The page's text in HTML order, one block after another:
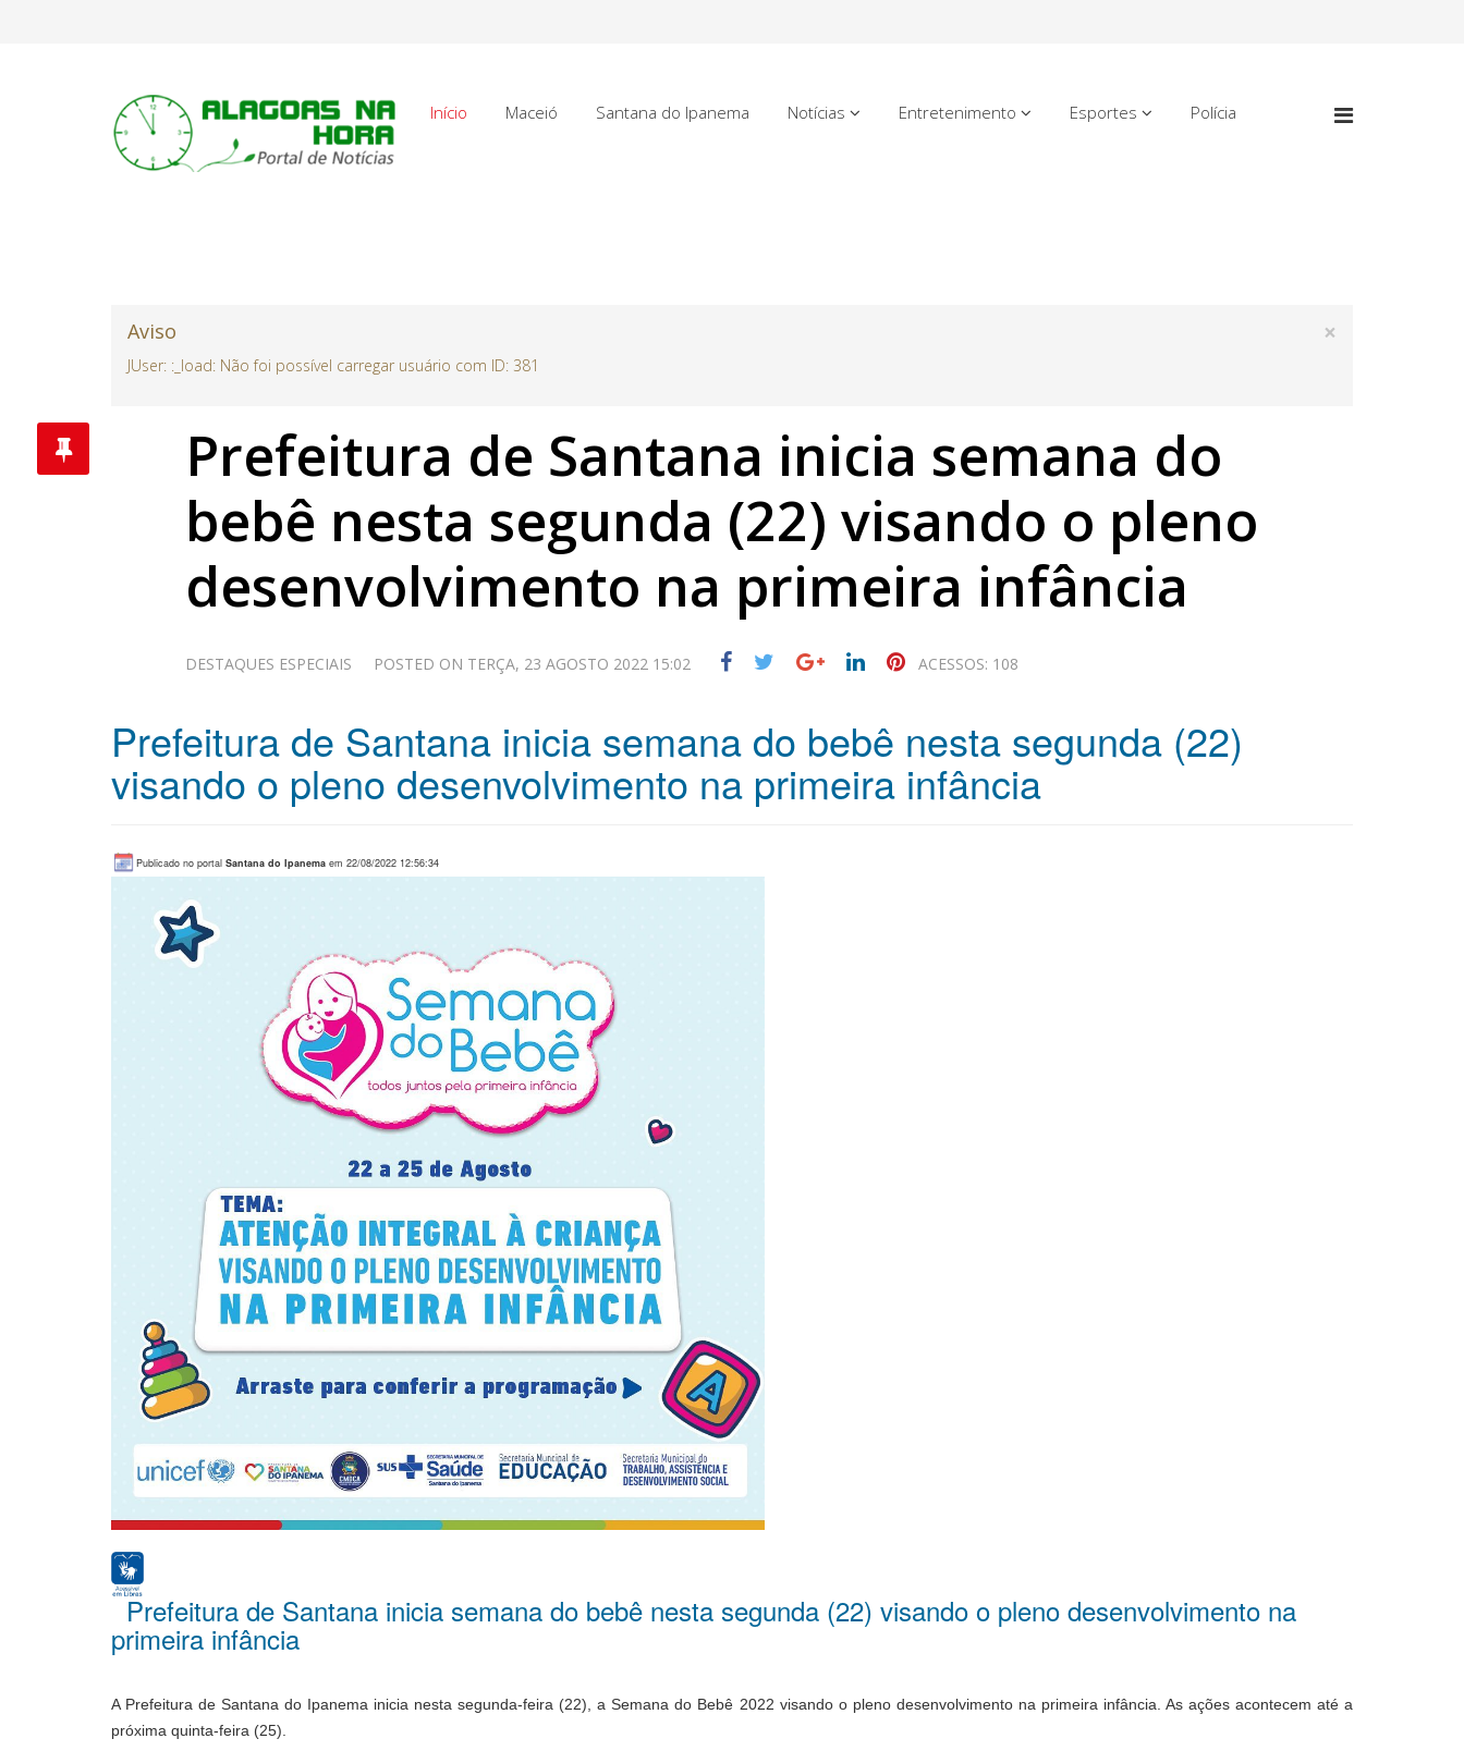
Início Maceió Santana do Ipanema Notícias Entretenimento Esportes Polícia
×
Aviso
JUser: :_load: Não foi possível carregar usuário com ID: 381
Prefeitura de Santana inicia semana do
bebê nesta segunda (22) visando o pleno
desenvolvimento na primeira infância
DESTAQUES ESPECIAIS POSTED ON TERÇA, 23 AGOSTO 2022 15:02 ACESSOS: 108
Prefeitura de Santana inicia semana do bebê nesta segunda (22)
visando o pleno desenvolvimento na primeira infância
Publicado no portal Santana do Ipanema em 22/08/2022 12:56:34
Prefeitura de Santana inicia semana do bebê nesta segunda (22) visando o pleno desenvolvimento na
primeira infância
A Prefeitura de Santana do Ipanema inicia nesta segunda-feira (22), a Semana do Bebê 2022 visando o pleno desenvolvimento na primeira infância. As ações acontecem até a
próxima quinta-feira (25).